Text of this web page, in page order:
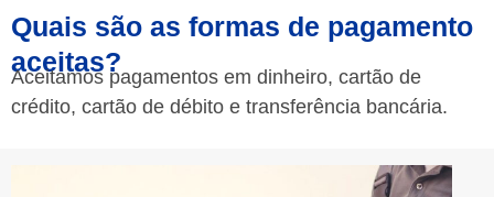
Quais são as formas de pagamento
aceitas?
Aceitamos pagamentos em dinheiro, cartão de
crédito, cartão de débito e transferência bancária.